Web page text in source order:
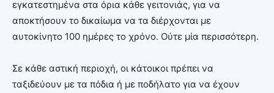
εγκατεστημένα στα όρια κάθε γειτονιάς, για να
αποκτήσουν το δικαίωμα να τα διέρχονται με
αυτοκίνητο 100 ημέρες το χρόνο. Ούτε μία περισσότερη.
Σε κάθε αστική περιοχή, οι κάτοικοι πρέπει να
ταξιδεύουν με τα πόδια ή με ποδήλατο για να έχουν